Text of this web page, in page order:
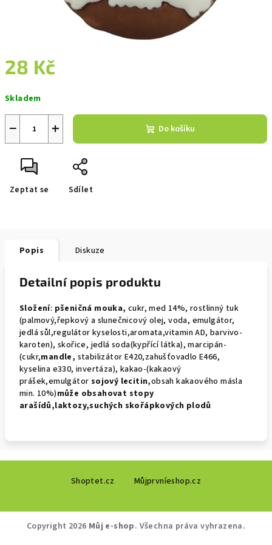
28 Kč
cena:
Skladem
+
− Do košíku
Zeptat se Sdílet
Popis Diskuze
Detailní popis produktu
Složení: pšeničná mouka,cukr, med 14%, rostlinný tuk
(palmový,řepkový a slunečnicový olej, voda, emulgátor,
jedlá sůl,regulátor kyselosti,aromata,vitamin AD, barvivo-
karoten), skořice, jedlá soda(kypřící látka), marcipán-
(cukr,mandle, stabilizátor E420,zahušťovadlo E466,
kyselina e330, invertáza), kakao-(kakaový
prášek,emulgátor sojový lecitin,obsah kakaového másla
min. 10%)může obsahovat stopy
arašídů,laktozy,suchých skořápkových plodů
Shoptet.cz Můjprvníeshop.cz
Copyright 2026 Můj e-shop. Všechna práva vyhrazena.